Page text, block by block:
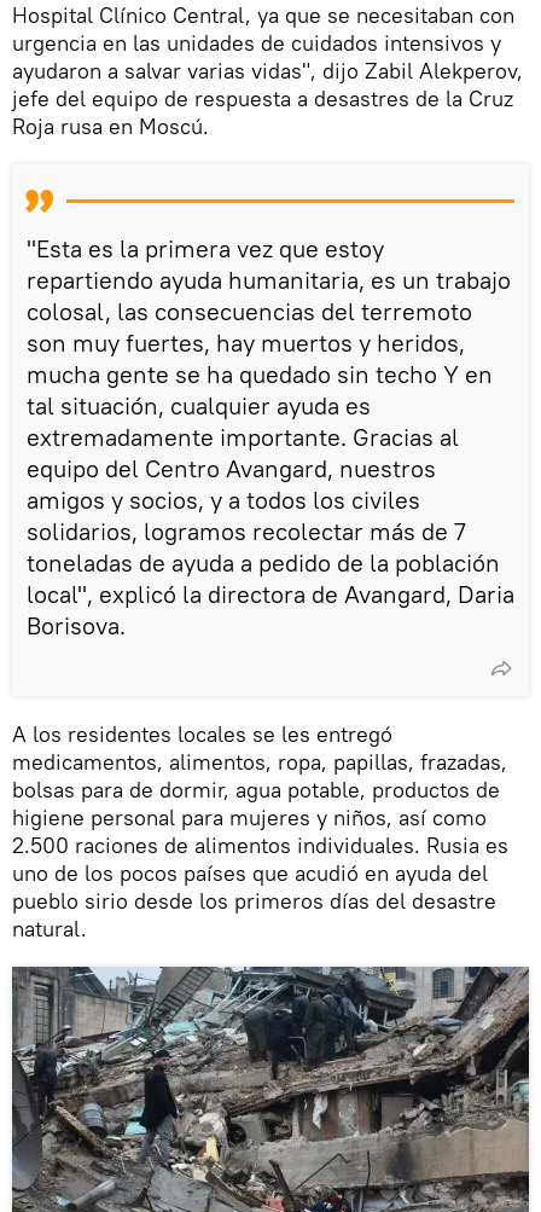
Hospital Clínico Central, ya que se necesitaban con
urgencia en las unidades de cuidados intensivos y
ayudaron a salvar varias vidas", dijo Zabil Alekperov,
jefe del equipo de respuesta a desastres de la Cruz
Roja rusa en Moscú.
"Esta es la primera vez que estoy
repartiendo ayuda humanitaria, es un trabajo
colosal, las consecuencias del terremoto
son muy fuertes, hay muertos y heridos,
mucha gente se ha quedado sin techo Y en
tal situación, cualquier ayuda es
extremadamente importante. Gracias al
equipo del Centro Avangard, nuestros
amigos y socios, y a todos los civiles
solidarios, logramos recolectar más de 7
toneladas de ayuda a pedido de la población
local", explicó la directora de Avangard, Daria
Borisova.
A los residentes locales se les entregó
medicamentos, alimentos, ropa, papillas, frazadas,
bolsas para de dormir, agua potable, productos de
higiene personal para mujeres y niños, así como
2.500 raciones de alimentos individuales. Rusia es
uno de los pocos países que acudió en ayuda del
pueblo sirio desde los primeros días del desastre
natural.